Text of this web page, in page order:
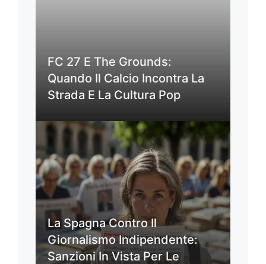
FC 27 E The Grounds:
Quando Il Calcio Incontra La
Strada E La Cultura Pop
La Spagna Contro Il
Giornalismo Indipendente:
Sanzioni In Vista Per Le